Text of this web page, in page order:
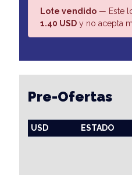
Lote vendido — Este
1.40 USD y no acepta
Pre-Ofertas
USD ESTADO